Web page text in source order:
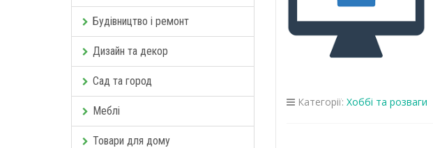
Будівництво і ремонт
Дизайн та декор
Сад та город
Меблі
Товари для дому
Категорії: Хоббі та розваги